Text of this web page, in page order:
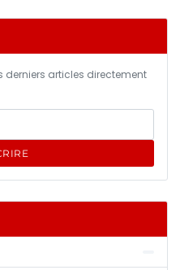
derniers articles directement